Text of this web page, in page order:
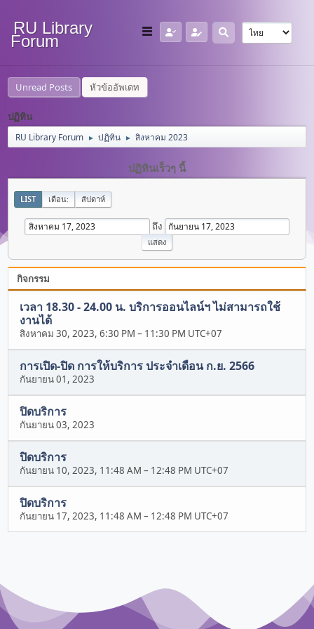
RU Library
Forum
Unread Posts หัวข้ออัพเดท
ปฏิทิน
RU Library Forum ► ปฏิทิน ► สิงหาคม 2023
ปฏิทินเร็วๆ นี้
LIST เดือน: สัปดาห์
ถึง
กิจกรรม
เวลา 18.30 - 24.00 น. บริการออนไลน์ฯ ไม่สามารถใช้
งานได้
สิงหาคม 30, 2023, 6:30 PM – 11:30 PM UTC+07
การเปิด-ปิด การให้บริการ ประจำเดือน ก.ย. 2566
กันยายน 01, 2023
ปิดบริการ
กันยายน 03, 2023
ปิดบริการ
กันยายน 10, 2023, 11:48 AM – 12:48 PM UTC+07
ปิดบริการ
กันยายน 17, 2023, 11:48 AM – 12:48 PM UTC+07